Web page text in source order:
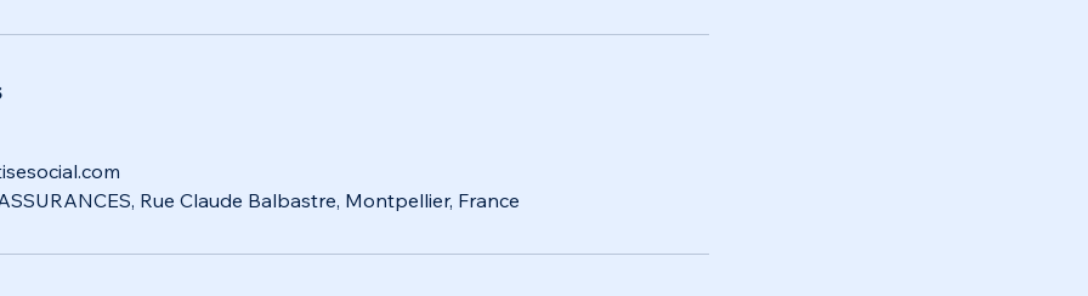
Rue Claude Balbastre, Montpellier, France